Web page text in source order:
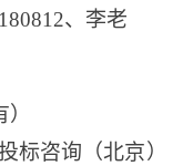
、 李老
咨询（北京）